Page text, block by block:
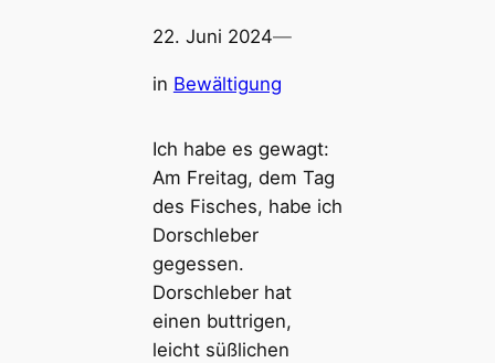
22. Juni 2024—
in Bewältigung
Ich habe es gewagt:
Am Freitag, dem Tag
des Fisches, habe ich
Dorschleber
gegessen.
Dorschleber hat
einen buttrigen,
leicht süßlichen